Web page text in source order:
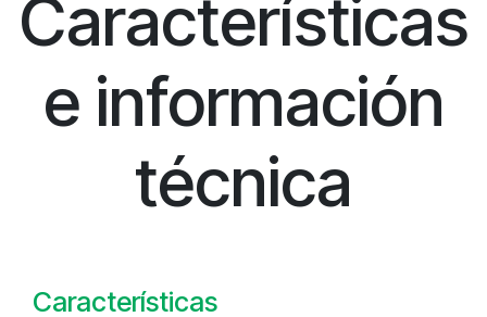
Características
e información
técnica
Características